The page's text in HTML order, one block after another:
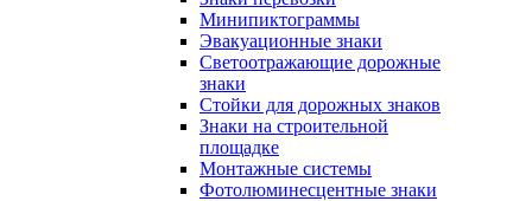
Минипиктограммы
Эвакуационные знаки
Светоотражающие дорожные
знаки
Стойки для дорожных знаков
Знаки на строительной
площадке
Монтажные системы
Фотолюминесцентные знаки